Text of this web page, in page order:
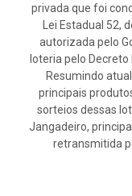
privada que foi
Lei Estadual 52,
autorizada pelo
loteria pelo Decreto
Resumindo
principais
sorteios dessas
Jangadeiro,
retransmitida